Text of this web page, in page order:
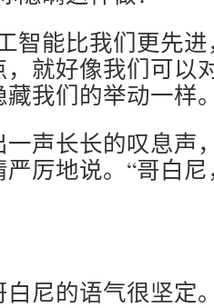
智能比我们更先
就好像我们可以
我们的举动一样
声长长的叹息声
厉地说。“哥白
尼的语气很坚定